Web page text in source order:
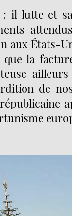
: il lutte et
aux États-
la
de